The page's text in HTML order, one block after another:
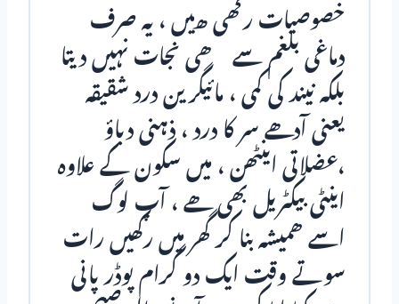
خصوصیات رکھی ھیں ، یہ صرف
دماغی بلغم سے ھی نجات نہیں دیتا
بلکہ نیند کی کمی ، مائيگرین درد شقیقہ
یعنی آدھے سر کا درد ، ذہنی دباؤ
،عضلاتی اینٹھن ، میں سکون کے علاوہ
اینٹی بیکٹریل بھی ھے ، آپ لوگ
اسے ھمیشہ بنا کر گھر میں رکھیں رات
سوتے وقت ایک دو گرام پوڈر پانی